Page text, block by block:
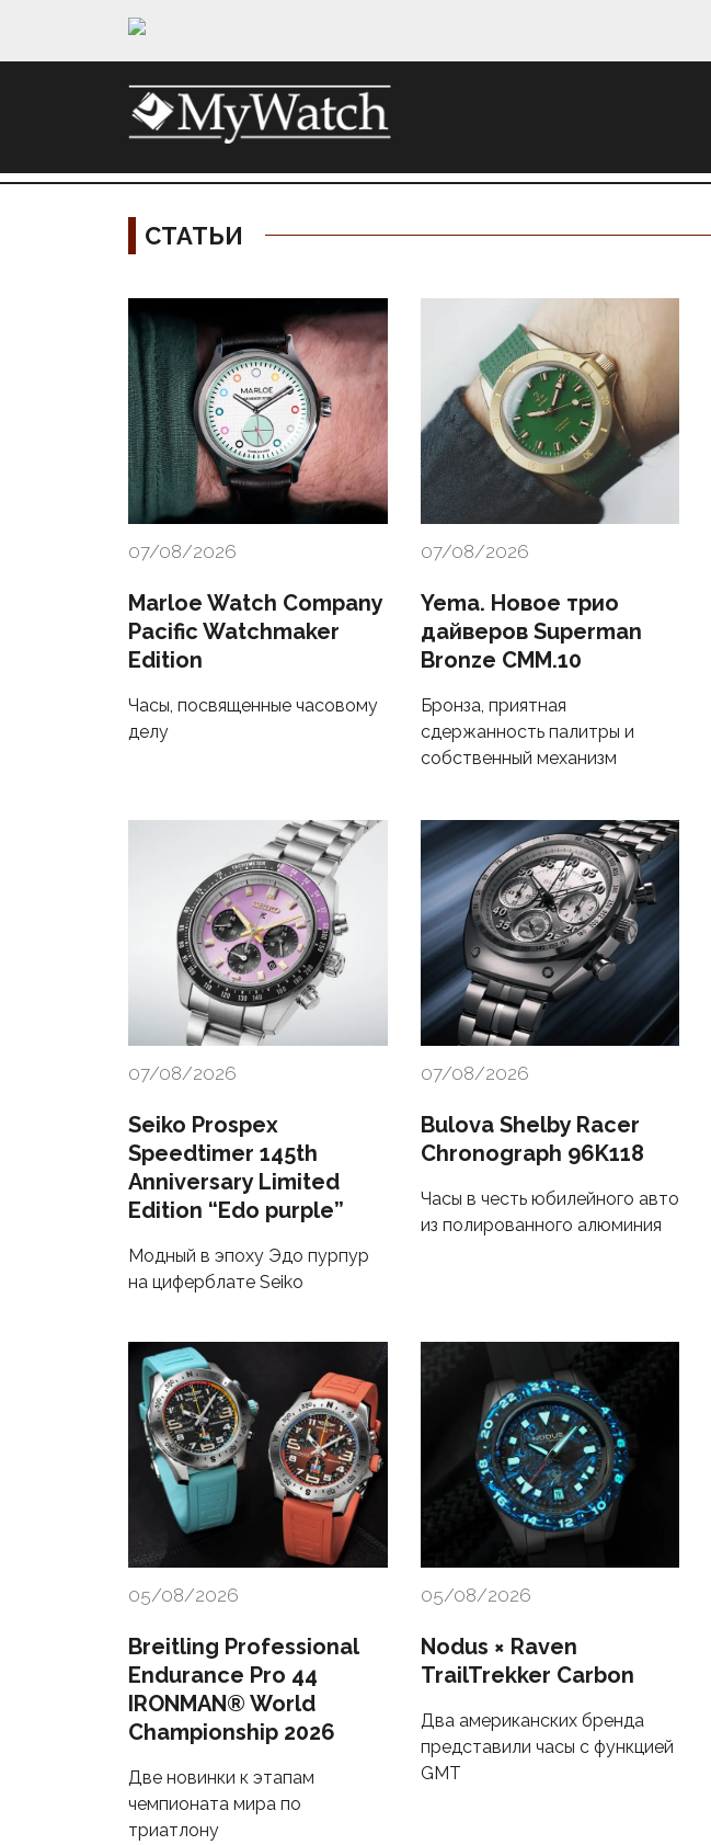
СТАТЬИ
Материалы
07/08/2026
Marloe Watch Company
Pacific Watchmaker
Edition
Часы, посвященные часовому
делу
07/08/2026
Yema. Новое трио
дайверов Superman
Bronze CMM.10
Бронза, приятная
сдержанность палитры и
собственный механизм
07/08/2026
Seiko Prospex
Speedtimer 145th
Anniversary Limited
Edition “Edo purple”
Модный в эпоху Эдо пурпур
на циферблате Seiko
07/08/2026
Bulova Shelby Racer
Chronograph 96K118
Часы в честь юбилейного авто
из полированного алюминия
05/08/2026
Breitling Professional
Endurance Pro 44
IRONMAN® World
Championship 2026
Две новинки к этапам
чемпионата мира по
триатлону
05/08/2026
Nodus × Raven
TrailTrekker Carbon
Два американских бренда
представили часы с функцией
GMT